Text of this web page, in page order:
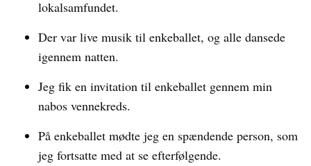
lokalsamfundet.
Der var live musik til enkeballet, og alle dansede
igennem natten.
Jeg fik en invitation til enkeballet gennem min
nabos vennekreds.
På enkeballet mødte jeg en spændende person, som
jeg fortsatte med at se efterfølgende.